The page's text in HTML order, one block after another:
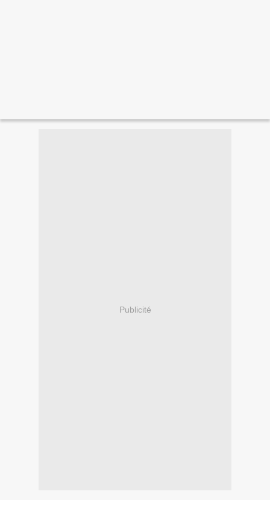
Publicité